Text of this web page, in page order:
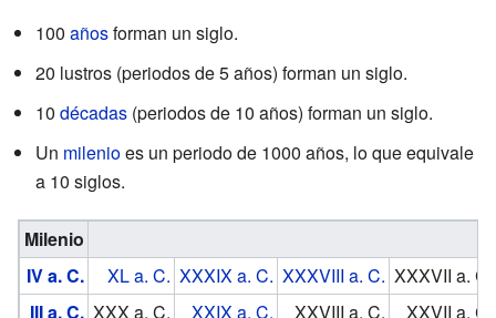
100 añosforman un siglo.
20 lustros (periodos de 5 años) forman un siglo.
10 décadas (periodos de 10 años) forman un siglo.
Un milenioes un periodo de 1000 años, lo que equivale
a 10 siglos.
Milenio
IV a. C.
XL a. C. XXXIX a. C. XXXVIII a. C. XXXVII a. C.
III a. C. XXX a. C. XXIX a. C. XXVIII a. C.
XXVII a. C.